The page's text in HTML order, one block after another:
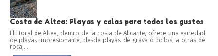
Costa de Altea: Playas y calas para todos los gustos
El litoral de Altea, dentro de la costa de Alicante, ofrece una variedad
de playas impresionante, desde playas de grava o bolos, a otras de
roca,...